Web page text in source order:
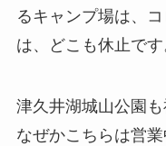
るキャンプ場は、
は、どこも休止です
津久井湖城山公園も
なぜかこちらは営業